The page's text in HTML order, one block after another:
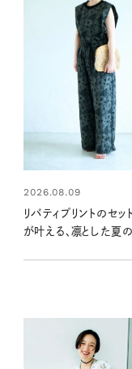
2026.08.09
リバティプリントのセッ
が叶える、凛とした夏